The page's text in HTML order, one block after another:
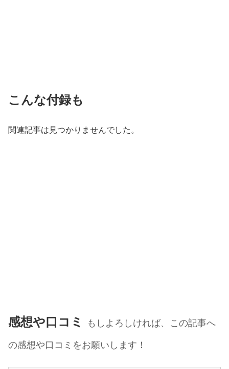
こんな付録も
関連記事は見つかりませんでした。
感想や口コミ
もしよろしければ、この記事へ
の感想や口コミをお願いします！